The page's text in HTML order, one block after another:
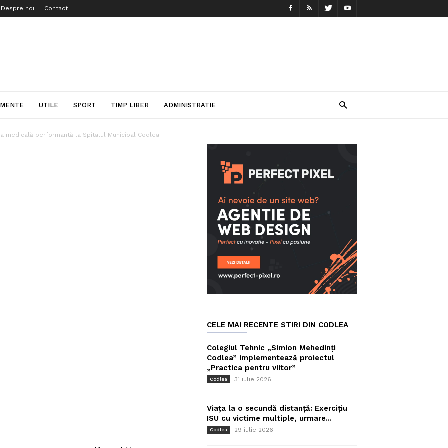
Despre noi Contact
UTILE SPORT TIMP LIBER ADMINISTRATIE
medicală performantă la Spitalul Municipal Codlea
CELE MAI RECENTE STIRI DIN CODLEA
Colegiul Tehnic „Simion Mehedinți
Codlea” implementează proiectul
„Practica pentru viitor”
Codlea 31 iulie 2026
Viața la o secundă distanță: Exercițiu
ISU cu victime multiple, urmare...
Codlea 29 iulie 2026